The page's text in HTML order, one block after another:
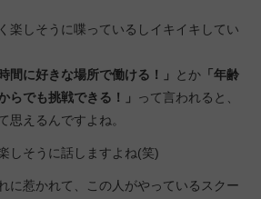
楽しそうに喋っているしイキイキしてい
間に好きな場所で働ける！」 とか「年齢
らでも挑戦できる！」
って言われると、
思えるんですよね。
しそうに話しますよね(笑)
に惹かれて、この人がやっているスクー